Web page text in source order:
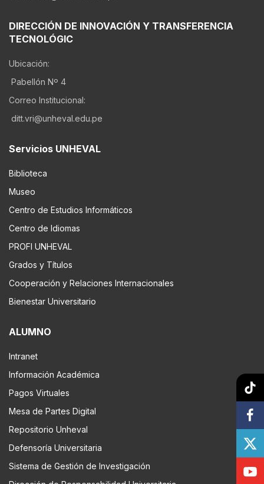
DIRECCIÓN DE INNOVACIÓN Y TRANSFERENCIA
TECNOLÓGIC
Ubicación:
Pabellón Nº 4
Correo Institucional:
ditt.vri@unheval.edu.pe
Servicios UNHEVAL
Biblioteca
Museo
Centro de Estudios Informáticos
Centro de Idiomas
PROFI UNHEVAL
Grados y Títulos
Cooperación y Relaciones Internacionales
Bienestar Universitario
ALUMNO
Intranet
Información Académica
Pagos Virtuales
Mesa de Partes Digital
Repositorio Unheval
Defensoría Universitaria
Sistema de Gestión de Investigación